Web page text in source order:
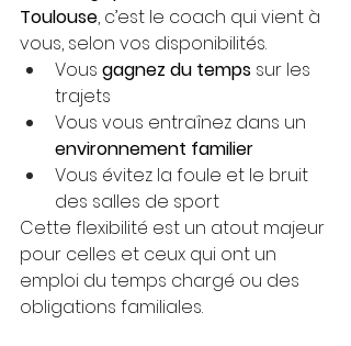
Toulouse, c’est le coach qui vient à
vous, selon vos disponibilités.
Vous gagnez du temps sur les
trajets
Vous vous entraînez dans un
environnement familier
Vous évitez la foule et le bruit
des salles de sport
Cette flexibilité est un atout majeur
pour celles et ceux qui ont un
emploi du temps chargé ou des
obligations familiales.